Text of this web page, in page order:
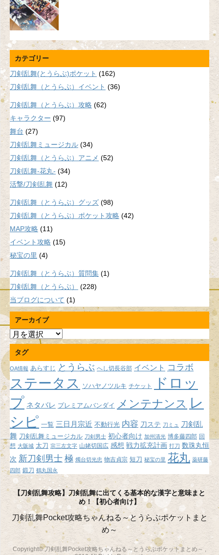
カテゴリー
刀剣乱舞(とうらぶ)ポケット (162)
刀剣乱舞（とうらぶ）イベント (36)
刀剣乱舞（とうらぶ）攻略 (62)
キャラクター (97)
舞台 (27)
刀剣乱舞ミュージカル (34)
刀剣乱舞（とうらぶ）アニメ (52)
刀剣乱舞-花丸- (34)
活撃/刀剣乱舞 (12)
刀剣乱舞（とうらぶ）グッズ (98)
刀剣乱舞（とうらぶ）ポケット攻略 (42)
MAP攻略 (11)
イベント攻略 (15)
秘宝の里 (4)
刀剣乱舞（とうらぶ）質問集 (1)
刀剣乱舞（とうらぶ）
(228)
当ブログについて (1)
アーカイブ
ア
ー
カ
イ
ブ
タグ
OA情報 あらすじ とうらぶ へし切長谷部 イベント コラボ
ステータス ソハヤノツルキ チケット
ドロッ
プ ネタバレ プレミアムバンダイ メンテナンス レ
シピ 一覧 三日月宗近 不動行光 内容 刀ステ 刀ミュ
刀剣乱
舞 刀剣乱舞ミュージカル 刀剣男士 初心者向け 加州清光 博多藤四郎 回
想 大阪城 太刀 宗三左文字 山姥切国広 感想 戦力拡充計画 打刀 数珠丸恒
次 新刀剣男士 極 燭台切光忠 物吉貞宗 短刀 秘宝の里 花丸 薬研藤
四郎 鍛刀 鶴丸国永
【刀剣乱舞攻略】刀剣乱舞に出てくる基本的な漢字と意味まと
め！【初心者向け】
刀剣乱舞Pocket攻略ちゃんねる～とうらぶポケットまと
め～
Copyright© 刀剣乱舞Pocket攻略ちゃんねる～とうらぶポケットまとめ～ ,